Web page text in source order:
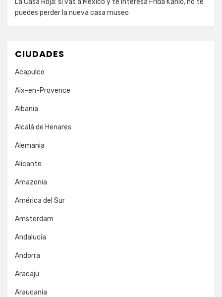
La Casa Roja: si vas a México y te interesa Frida Kahlo, no te
puedes perder la nueva casa museo
CIUDADES
Acapulco
Aix-en-Provence
Albania
Alcalá de Henares
Alemania
Alicante
Amazonia
América del Sur
Amsterdam
Andalucía
Andorra
Aracaju
Araucania